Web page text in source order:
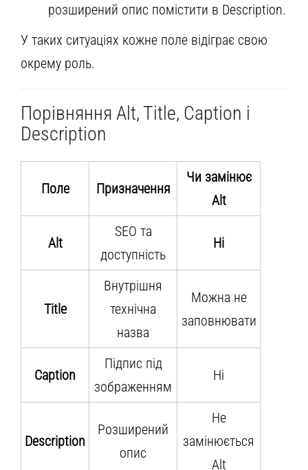
розширений опис помістити в Description.
У таких ситуаціях кожне поле відіграє свою
окрему роль.
Порівняння Alt, Title, Caption і
Description
Поле Призначення
Чи замінює
Alt
Alt
SEO та
доступність
Ні
Title
Внутрішня
технічна
назва
Можна не
заповнювати
Caption
Підпис під
зображенням
Ні
Description
Розширений
опис
Не
замінюється
Alt